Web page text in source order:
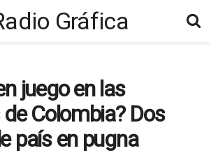
juego en las
Colombia? Dos
país en pugna